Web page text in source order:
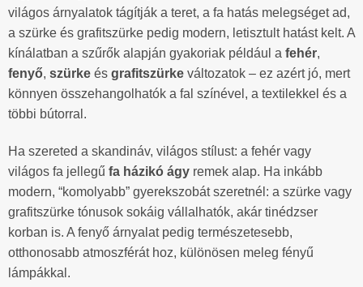
világos árnyalatok tágítják a teret, a fa hatás melegséget ad,
a szürke és grafitszürke pedig modern, letisztult hatást kelt. A
kínálatban a szűrők alapján gyakoriak például a fehér,
fenyő, szürke és grafitszürke változatok – ez azért jó, mert
könnyen összehangolhatók a fal színével, a textilekkel és a
többi bútorral.
Ha szereted a skandináv, világos stílust: a fehér vagy
világos fa jellegű fa házikó ágy remek alap. Ha inkább
modern, “komolyabb” gyerekszobát szeretnél: a szürke vagy
grafitszürke tónusok sokáig vállalhatók, akár tinédzser
korban is. A fenyő árnyalat pedig természetesebb,
otthonosabb atmoszférát hoz, különösen meleg fényű
lámpákkal.